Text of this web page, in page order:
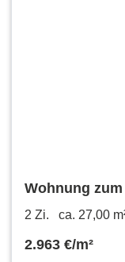
Wohnung zum
m²
2 Zi. ca. 27,00
2.963 €/m²